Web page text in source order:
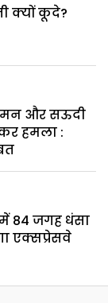
क्यों कूदे?
यमन और सऊदी
हमला :
में 84 जगह धंसा
एक्सप्रेसवे